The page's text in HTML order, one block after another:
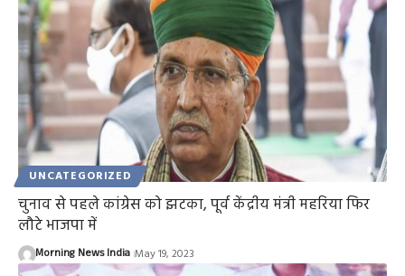
UNCATEGORIZED
चुनाव से पहले कांग्रेस को झटका, पूर्व केंद्रीय मंत्री महरिया फिर
लौटे भाजपा में
Morning News India May 19, 2023